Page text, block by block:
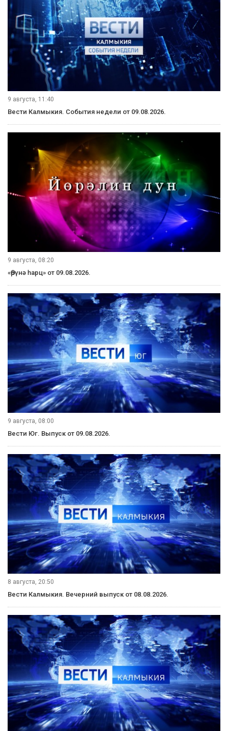
9 августа, 11:40
Вести Калмыкия. События недели от 09.08.2026.
9 августа, 08:20
«Өрүнә һарц» от 09.08.2026.
9 августа, 08:00
Вести Юг. Выпуск от 09.08.2026.
8 августа, 20:50
Вести Калмыкия. Вечерний выпуск от 08.08.2026.